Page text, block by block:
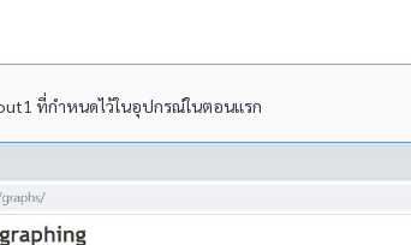
ที่กำหนดไว้ในอุปกรณ์ในตอนแรก